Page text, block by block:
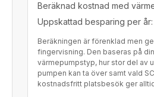
Beräknad kostnad med
Uppskattad besparing per år:
Beräkningen är förenklad men
fingervisning. Den baseras på
värmepumpstyp, hur stor del av
pumpen kan ta över samt vald
kostnadsfritt platsbesök ger